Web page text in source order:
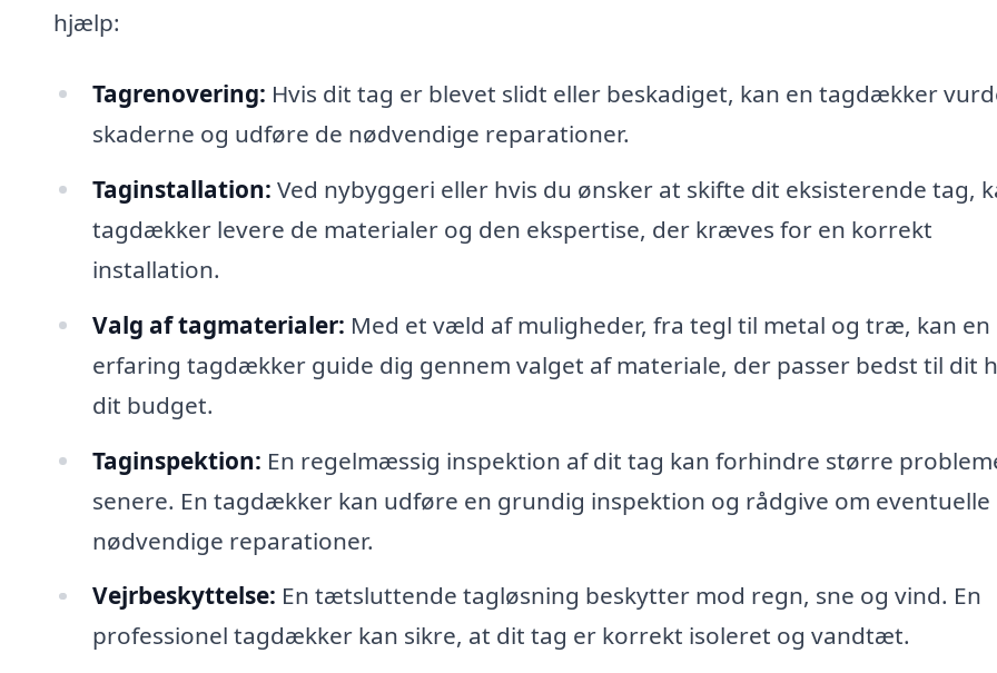
hjælp:
Tagrenovering: Hvis dit tag er blevet slidt eller beskadiget, kan en tagdækker
skaderne og udføre de nødvendige reparationer.
Taginstallation: Ved nybyggeri eller hvis du ønsker at skifte dit eksisterende tag,
tagdækker levere de materialer og den ekspertise, der kræves for en korrekt
installation.
Valg af tagmaterialer: Med et væld af muligheder, fra tegl til metal og træ, kan en
erfaring tagdækker guide dig gennem valget af materiale, der passer bedst til dit
dit budget.
Taginspektion: En regelmæssig inspektion af dit tag kan forhindre større
senere. En tagdækker kan udføre en grundig inspektion og rådgive om eventuelle
nødvendige reparationer.
Vejrbeskyttelse: En tætsluttende tagløsning beskytter mod regn, sne og vind. En
professionel tagdækker kan sikre, at dit tag er korrekt isoleret og vandtæt.